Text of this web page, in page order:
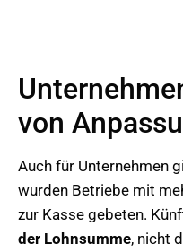
von
Auch für Unternehmen
wurden Betriebe mit
zur Kasse gebeten.
der Lohnsumme, nicht